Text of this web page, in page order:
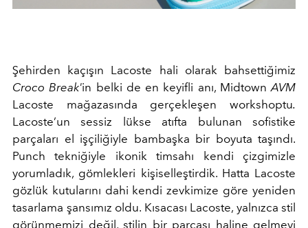
Şehirden kaçışın Lacoste hali olarak bahsettiğimiz
Croco Break'in belki de en keyifli anı, MidtownAVM
Lacoste mağazasında gerçekleşen workshoptu.
Lacoste’un sessiz lükse atıfta bulunan sofistike
parçaları el işçiliğiyle bambaşka bir boyuta taşındı.
Punch tekniğiyle ikonik timsahı kendi çizgimizle
yorumladık, gömlekleri kişiselleştirdik. Hatta Lacoste
gözlük kutularını dahi kendi zevkimize göre yeniden
tasarlama şansımız oldu. Kısacası Lacoste, yalnızca stil
görünmemizi değil, stilin bir parçası haline gelmeyi